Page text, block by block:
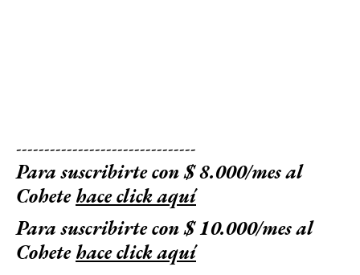
--------------------------------
Para suscribirte con $ 8.000/mes al
Cohetehace click aquí
Para suscribirte con $ 10.000/mes al
Cohetehace click aquí